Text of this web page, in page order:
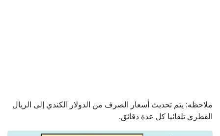
ملاحظه: يتم تحديث أسعار الصرف من الدولار الكندي إلى الريال
القطري تلقائيا كل عدة دقائق.